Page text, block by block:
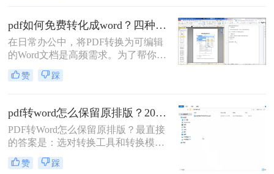
为了帮你快速选出最适合自己的转换
方式，下表汇总了四种主流免费方法
的核心差异：
pdf如何免费转化成word？四种方法对比与实操指南（附详细表格）
在日常办公中，将PDF转换为可编辑
的Word文档是高频需求。为了帮你快
速选出最适合自己的方案，下表汇总
了四种主流免费方法的核心差异：
赞 踩
pdf转word怎么保留原排版？2026最新实测，这5种方法从免费到专业全搞定！
PDF转Word怎么保留原排版？最直接
的答案是：选对转换工具和转换模式
——可编辑PDF优先用Word直接打开
或专业转换软件的“排版优先”模式，
赞 踩